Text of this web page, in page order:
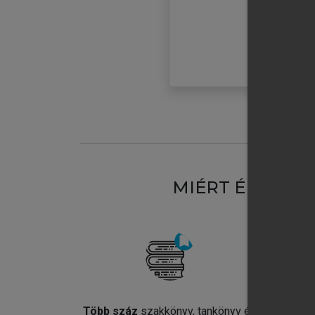
MIÉRT
Több száz szakkönyv, tankönyv és